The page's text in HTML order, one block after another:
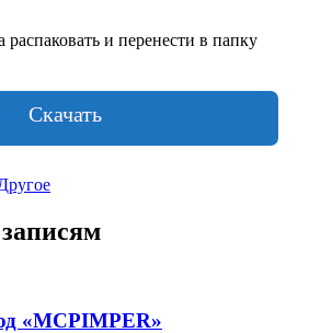
и перенести в папку
Скачать
«MCPIMPER»